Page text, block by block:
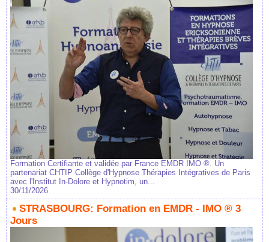
Formation Certifiante et validée par France EMDR IMO ®. Un
partenariat CHTIP Collège d'Hypnose Thérapies Intégratives de Paris
avec l'Institut In-Dolore et Hypnotim, un...
30/11/2026
STRASBOURG: Formation en EMDR - IMO ® 3
Jours